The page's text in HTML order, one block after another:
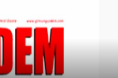
GÖRÜNCE GÖZLERİM DOLDU